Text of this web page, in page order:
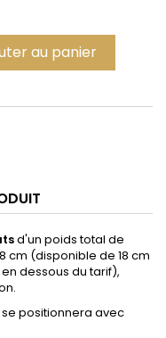
au panier
d'un poids total de
cm (disponible de 18 cm
dessous du tarif),
positionnera avec